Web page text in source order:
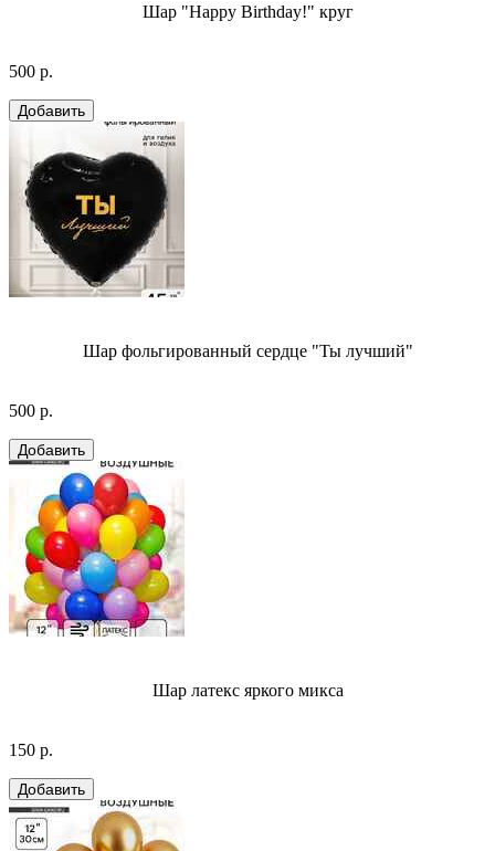
Шар "Happy Birthday!" круг
500 р.
Шар фольгированный сердце "Ты лучший"
500 р.
Шар латекс яркого микса
150 р.